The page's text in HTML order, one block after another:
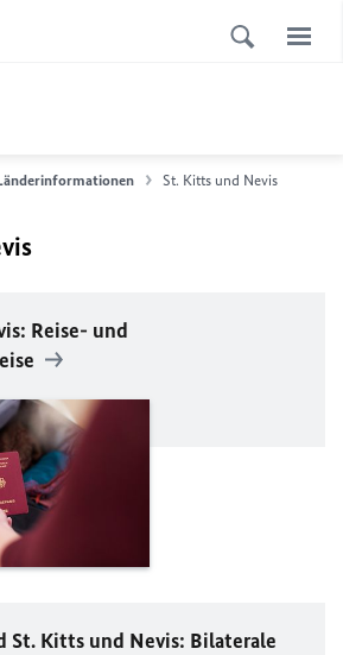
St. Kitts und Nevis
Reise- und
St. Kitts und Nevis: Bilaterale